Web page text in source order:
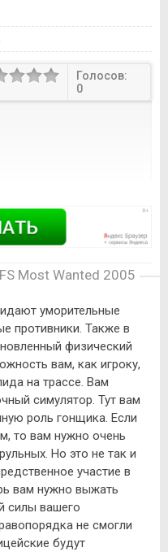
Голосов:
0
Most Wanted 2005
уморительные
противники. Также в
физический
вам, как игроку,
на трассе. Вам
симулятор. Тут вам
роль гонщика. Если
то вам нужно очень
Но это не так и
участие в
вам нужно выжать
силы вашего
не смогли
будут